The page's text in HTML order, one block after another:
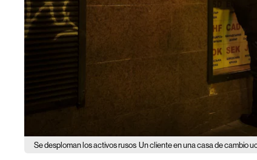
Se desploman los activos rusos Un cliente en una casa de cambio